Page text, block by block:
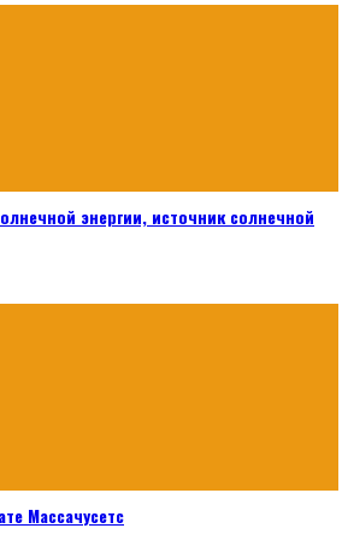
энергии, источник солнечной
Массачусетс